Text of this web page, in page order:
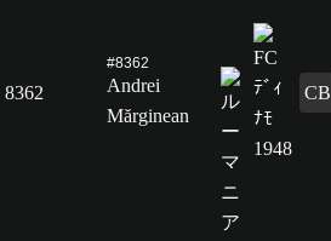
8362
#8362
Andrei
Mărginean
CB